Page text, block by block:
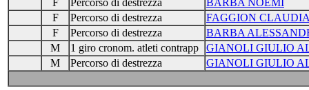
F
Percorso di destrezza
BARBA NOEMI
F
Percorso di destrezza
FAGGION
F
Percorso di destrezza
BARBA
M
1 giro cronom. atleti contrapp
GIANOLI GIULIO
M
Percorso di destrezza GIANOLI GIULIO